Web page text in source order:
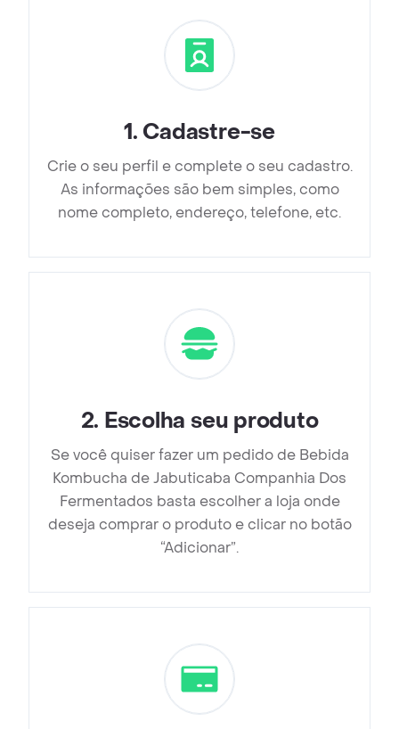
1. Cadastre-se
Crie o seu perfil e complete o seu cadastro.
As informações são bem simples, como
nome completo, endereço, telefone, etc.
2. Escolha seu produto
Se você quiser fazer um pedido de Bebida
Kombucha de Jabuticaba Companhia Dos
Fermentados basta escolher a loja onde
deseja comprar o produto e clicar no botão
“Adicionar”.